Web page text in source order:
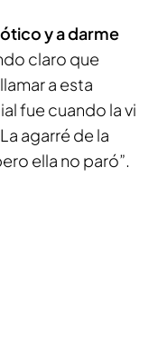
y a darme
claro que
a esta
fue cuando la vi
agarré de la
ella no paró”.